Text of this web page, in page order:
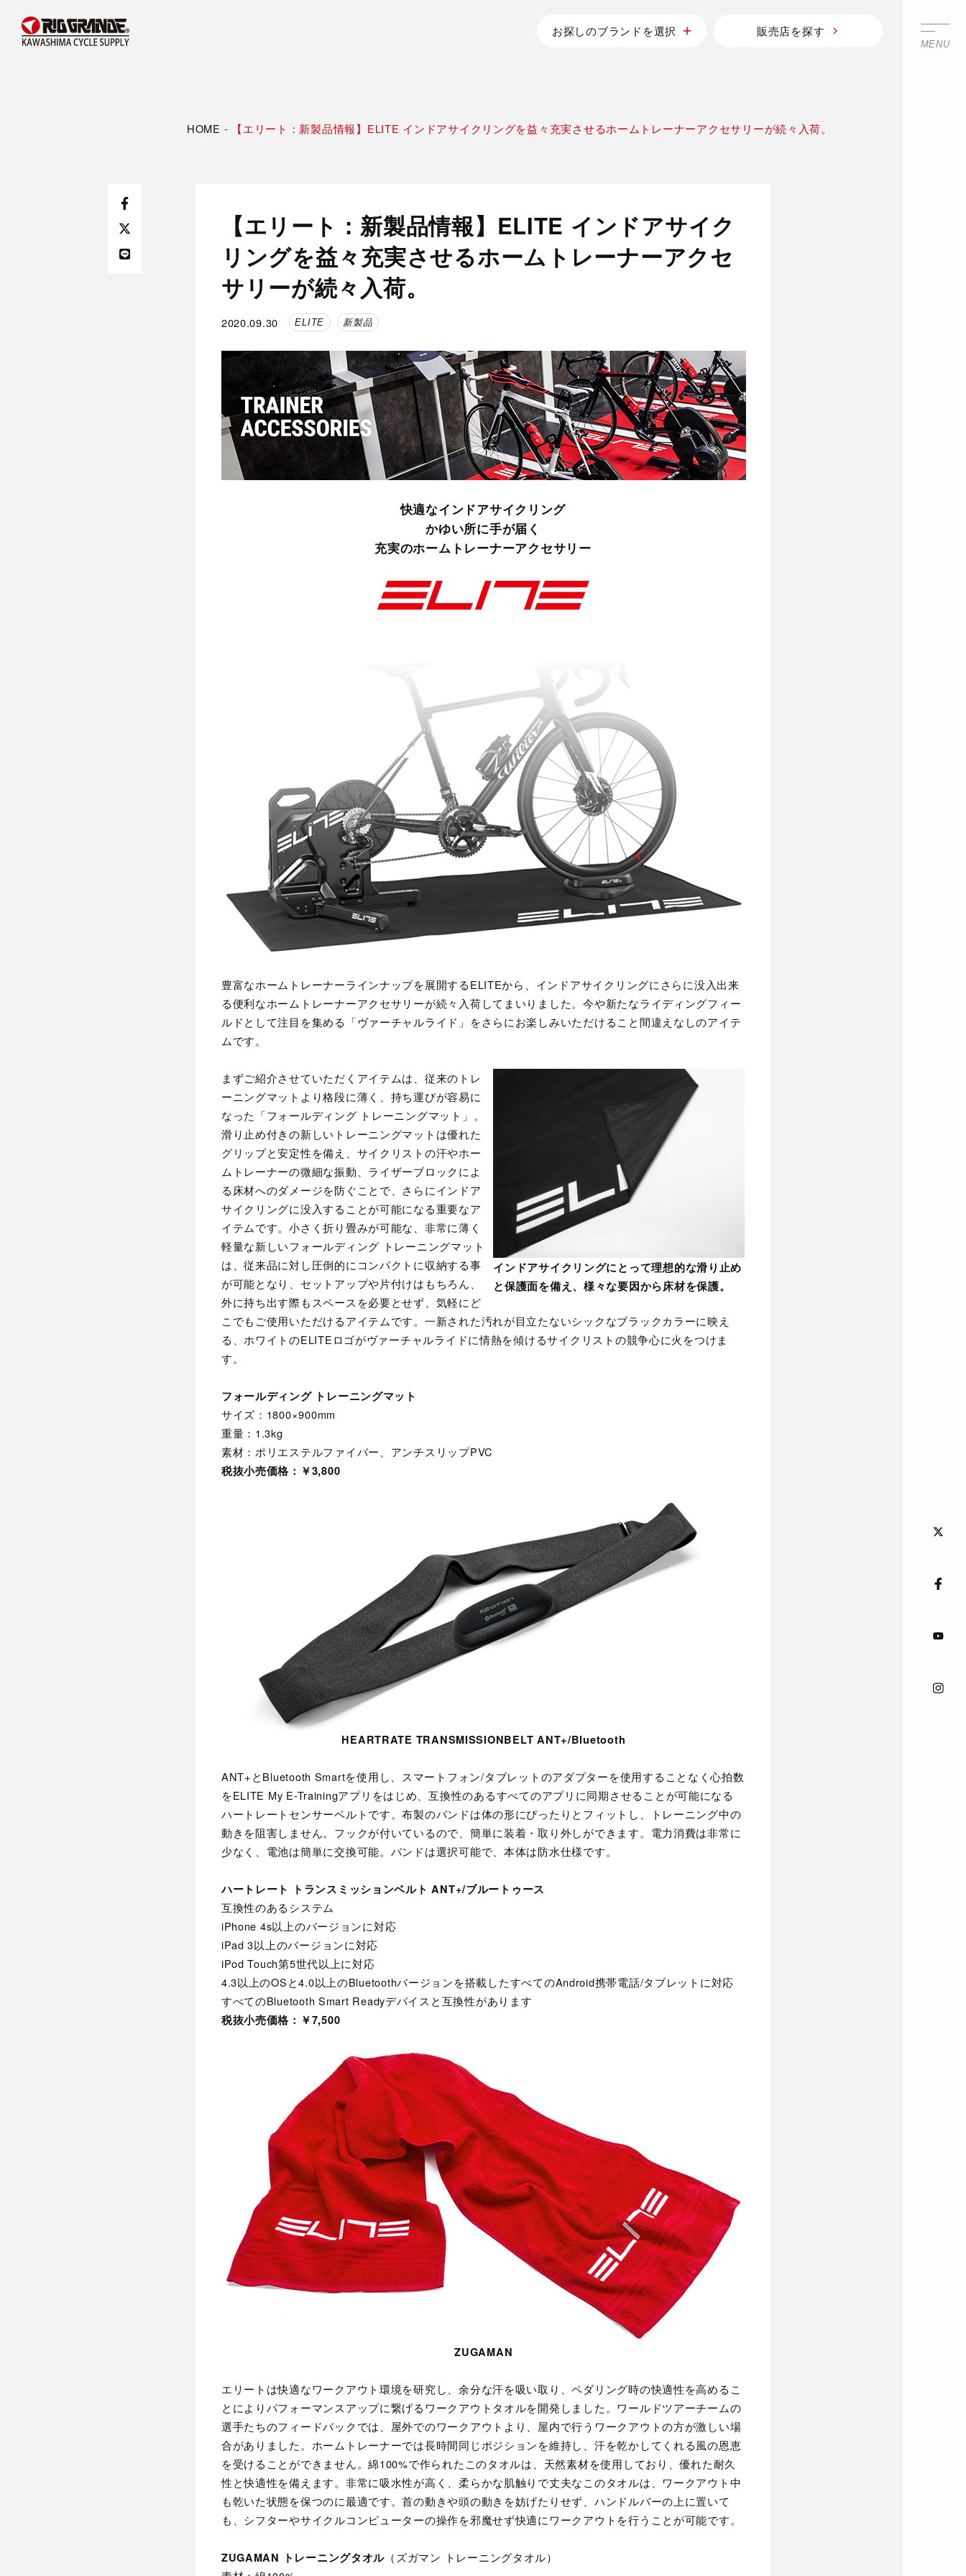
MENU
お探しのブランドを選択 販売店を探す
HOME - 【エリート：新製品情報】ELITE インドアサイクリングを益々充実させるホームトレーナーアクセサリーが続々入荷。
【エリート：新製品情報】ELITE インドアサイク
リングを益々充実させるホームトレーナーアクセ
サリーが続々入荷。
2020.09.30 ELITE 新製品
快適なインドアサイクリング
かゆい所に手が届く
充実のホームトレーナーアクセサリー
豊富なホームトレーナーラインナップを展開するELITEから、インドアサイクリングにさらに没入出来
る便利なホームトレーナーアクセサリーが続々入荷してまいりました。今や新たなライディングフィー
ルドとして注目を集める「ヴァーチャルライド」をさらにお楽しみいただけること間違えなしのアイテ
ムです。
インドアサイクリングにとって理想的な滑り止め
と保護面を備え、様々な要因から床材を保護。
まずご紹介させていただくアイテムは、従来のトレ
ーニングマットより格段に薄く、持ち運びが容易に
なった「フォールディング トレーニングマット」。
滑り止め付きの新しいトレーニングマットは優れた
グリップと安定性を備え、サイクリストの汗やホー
ムトレーナーの微細な振動、ライザーブロックによ
る床材へのダメージを防ぐことで、さらにインドア
サイクリングに没入することが可能になる重要なア
イテムです。小さく折り畳みが可能な、非常に薄く
軽量な新しいフォールディング トレーニングマット
は、従来品に対し圧倒的にコンパクトに収納する事
が可能となり、セットアップや片付けはもちろん、
外に持ち出す際もスペースを必要とせず、気軽にど
こでもご使用いただけるアイテムです。一新された汚れが目立たないシックなブラックカラーに映え
る、ホワイトのELITEロゴがヴァーチャルライドに情熱を傾けるサイクリストの競争心に火をつけま
す。
フォールディング トレーニングマット
サイズ：1800×900mm
重量：1.3kg
素材：ポリエステルファイバー、アンチスリップPVC
税抜小売価格：￥3,800
HEARTRATE TRANSMISSIONBELT ANT+/Bluetooth
ANT+とBluetooth Smartを使用し、スマートフォン/タブレットのアダプターを使用することなく心拍数
をELITE My E-Trainingアプリをはじめ、互換性のあるすべてのアプリに同期させることが可能になる
ハートレートセンサーベルトです。布製のバンドは体の形にぴったりとフィットし、トレーニング中の
動きを阻害しません。フックが付いているので、簡単に装着・取り外しができます。電力消費は非常に
少なく、電池は簡単に交換可能。バンドは選択可能で、本体は防水仕様です。
ハートレート トランスミッションベルト ANT+/ブルートゥース
互換性のあるシステム
iPhone 4s以上のバージョンに対応
iPad 3以上のバージョンに対応
iPod Touch第5世代以上に対応
4.3以上のOSと4.0以上のBluetoothバージョンを搭載したすべてのAndroid携帯電話/タブレットに対応
すべてのBluetooth Smart Readyデバイスと互換性があります
税抜小売価格：￥7,500
ZUGAMAN
エリートは快適なワークアウト環境を研究し、余分な汗を吸い取り、ペダリング時の快適性を高めるこ
とによりパフォーマンスアップに繋げるワークアウトタオルを開発しました。ワールドツアーチームの
選手たちのフィードバックでは、屋外でのワークアウトより、屋内で行うワークアウトの方が激しい場
合がありました。ホームトレーナーでは長時間同じポジションを維持し、汗を乾かしてくれる風の恩恵
を受けることができません。綿100%で作られたこのタオルは、天然素材を使用しており、優れた耐久
性と快適性を備えます。非常に吸水性が高く、柔らかな肌触りで丈夫なこのタオルは、ワークアウト中
も乾いた状態を保つのに最適です。首の動きや頭の動きを妨げたりせず、ハンドルバーの上に置いて
も、シフターやサイクルコンピューターの操作を邪魔せず快適にワークアウトを行うことが可能です。
ZUGAMAN トレーニングタオル （ズガマン トレーニングタオル）